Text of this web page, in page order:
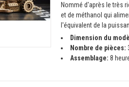
Nommé d'après le très
et de méthanol qui
l'équivalent de la
Dimension du
Nombre de pièces:
Assemblage: 8